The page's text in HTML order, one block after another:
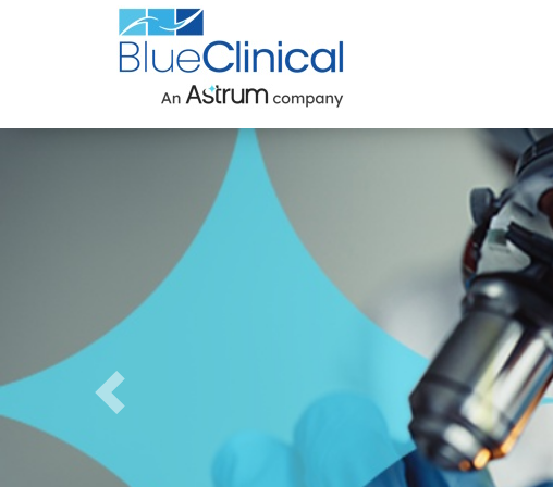
uma
Astrum
clínica combinada
Anterior